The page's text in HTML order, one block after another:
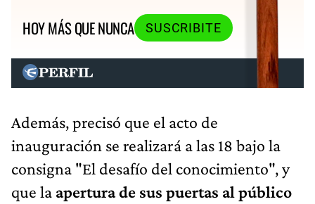
HOY MÁS QUE NUNCA
SUSCRIBITE
Además, precisó que el acto de
inauguración se realizará a las 18 bajo la
consigna "El desafío del conocimiento", y
que la apertura de sus puertas al público